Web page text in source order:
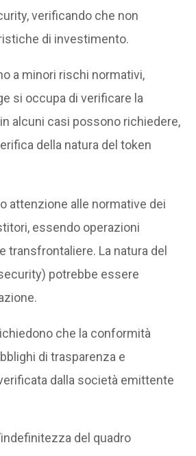
verificando che non
di investimento.
a minori rischi normativi,
si occupa di verificare la
alcuni casi possono richiedere,
della natura del token
attenzione alle normative dei
essendo operazioni
transfrontaliere. La natura del
potrebbe essere
che la conformità
di trasparenza e
dalla società emittente
del quadro